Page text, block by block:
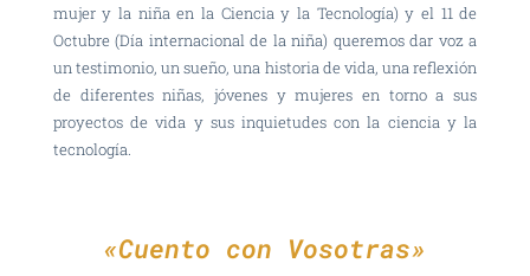
mujer y la niña en la Ciencia y la Tecnología) y el 11 de
Octubre (Día internacional de la niña) queremos dar voz a
un testimonio, un sueño, una historia de vida, una reflexión
de diferentes niñas, jóvenes y mujeres en torno a sus
proyectos de vida y sus inquietudes con la ciencia y la
tecnología.
«Cuento con Vosotras»